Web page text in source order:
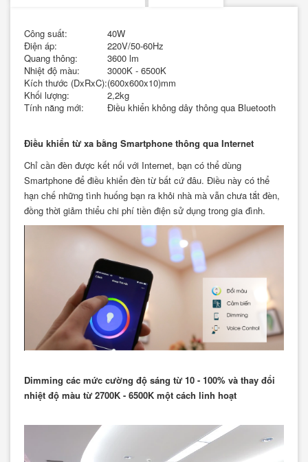
Công suất:
40W
Điện áp:
220V/50-60Hz
Quang thông:
3600 lm
Nhiệt độ màu:
3000K - 6500K
Kích thước (DxRxC):(600x600x10)mm
Khối lượng:
2,2kg
Tính năng mới:
Điều khiển không dây thông qua Bluetooth
Điều khiển từ xa bằng Smartphone thông qua Internet
Chỉ cần đèn được kết nối với Internet, bạn có thể dùng
Smartphone để điều khiển đèn từ bất cứ đâu. Điều này có thể
hạn chế những tình huống bạn ra khỏi nhà mà vẫn chưa tắt đèn,
đồng thời giảm thiểu chi phí tiền điện sử dụng trong gia đình.
Dimming các mức cường độ sáng từ 10 - 100% và thay đổi
nhiệt độ màu từ 2700K - 6500K một cách linh hoạt